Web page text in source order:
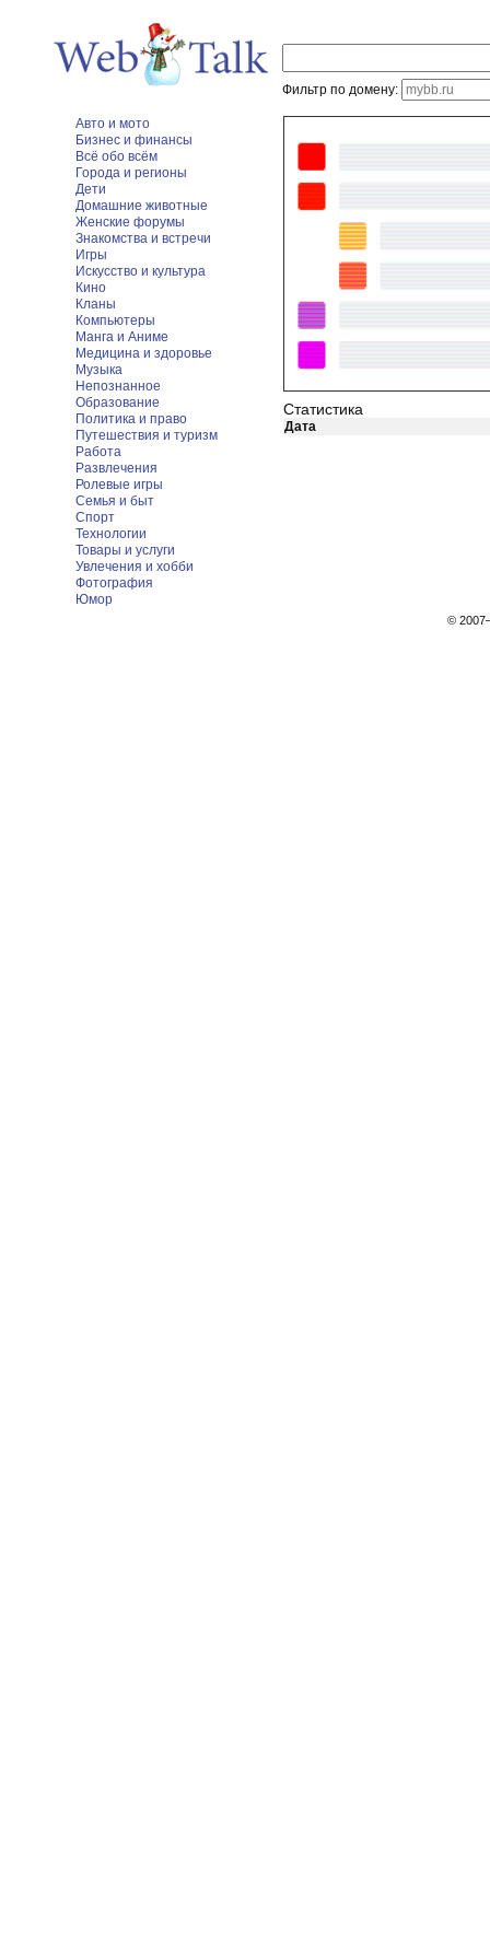
Фильтр по домену:
Авто и мото
Бизнес и финансы
Всё обо всём
Города и регионы
Дети
Домашние животные
Женские форумы
Знакомства и встречи
Игры
Искусство и культура
Кино
Кланы
Компьютеры
Манга и Аниме
Медицина и здоровье
Музыка
Непознанное
Образование
Политика и право
Путешествия и туризм
Работа
Развлечения
Ролевые игры
Семья и быт
Спорт
Технологии
Товары и услуги
Увлечения и хобби
Фотография
Юмор
Статистика
Дата
©